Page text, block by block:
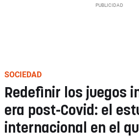
SOCIEDAD
Redefinir los juegos
era post-Covid: el
internacional en el